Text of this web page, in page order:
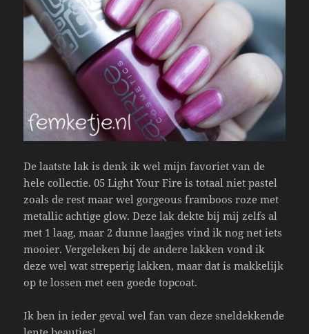
De laatste lak is denk ik wel mijn favoriet van de
hele collectie. 05 Light Your Fire is totaal niet pastel
zoals de rest maar wel gorgeous framboos roze met
metallic achtige glow. Deze lak dekte bij mij zelfs al
met 1 laag, maar 2 dunne laagjes vind ik nog net iets
mooier. Vergeleken bij de andere lakken vond ik
deze wel wat streperig lakken, maar dat is makkelijk
op te lossen met een goede topcoat.
Ik ben in ieder geval wel fan van deze sneldekkende